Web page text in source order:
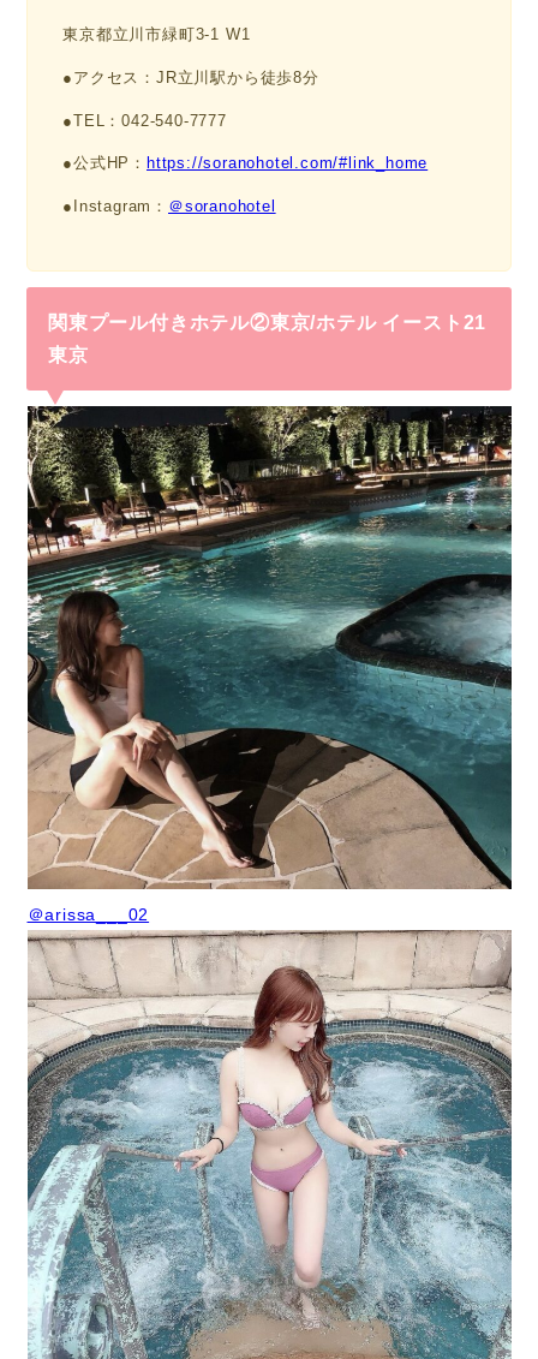
東京都立川市緑町3-1 W1
●アクセス：JR立川駅から徒歩8分
●TEL：042-540-7777
●公式HP： https://soranohotel.com/#link_home
●Instagram： ＠soranohotel
関東プール付きホテル②東京/ホテル イースト21
東京
＠arissa___02